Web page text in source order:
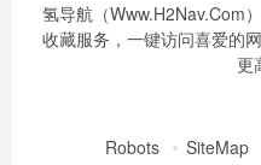
氢导航（Www.H2Nav.Com
收藏服务，一键访问喜爱的
更
Robots SiteMap